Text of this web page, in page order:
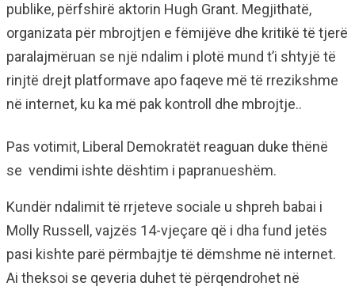
publike, përfshirë aktorin Hugh Grant. Megjithatë,
organizata për mbrojtjen e fëmijëve dhe kritikë të tjerë
paralajmëruan se një ndalim i plotë mund t’i shtyjë të
rinjtë drejt platformave apo faqeve më të rrezikshme
në internet, ku ka më pak kontroll dhe mbrojtje..
Pas votimit, Liberal Demokratët reaguan duke thënë
se vendimi ishte dështim i papranueshëm.
Kundër ndalimit të rrjeteve sociale u shpreh babai i
Molly Russell, vajzës 14-vjeçare që i dha fund jetës
pasi kishte parë përmbajtje të dëmshme në internet.
Ai theksoi se qeveria duhet të përqendrohet në